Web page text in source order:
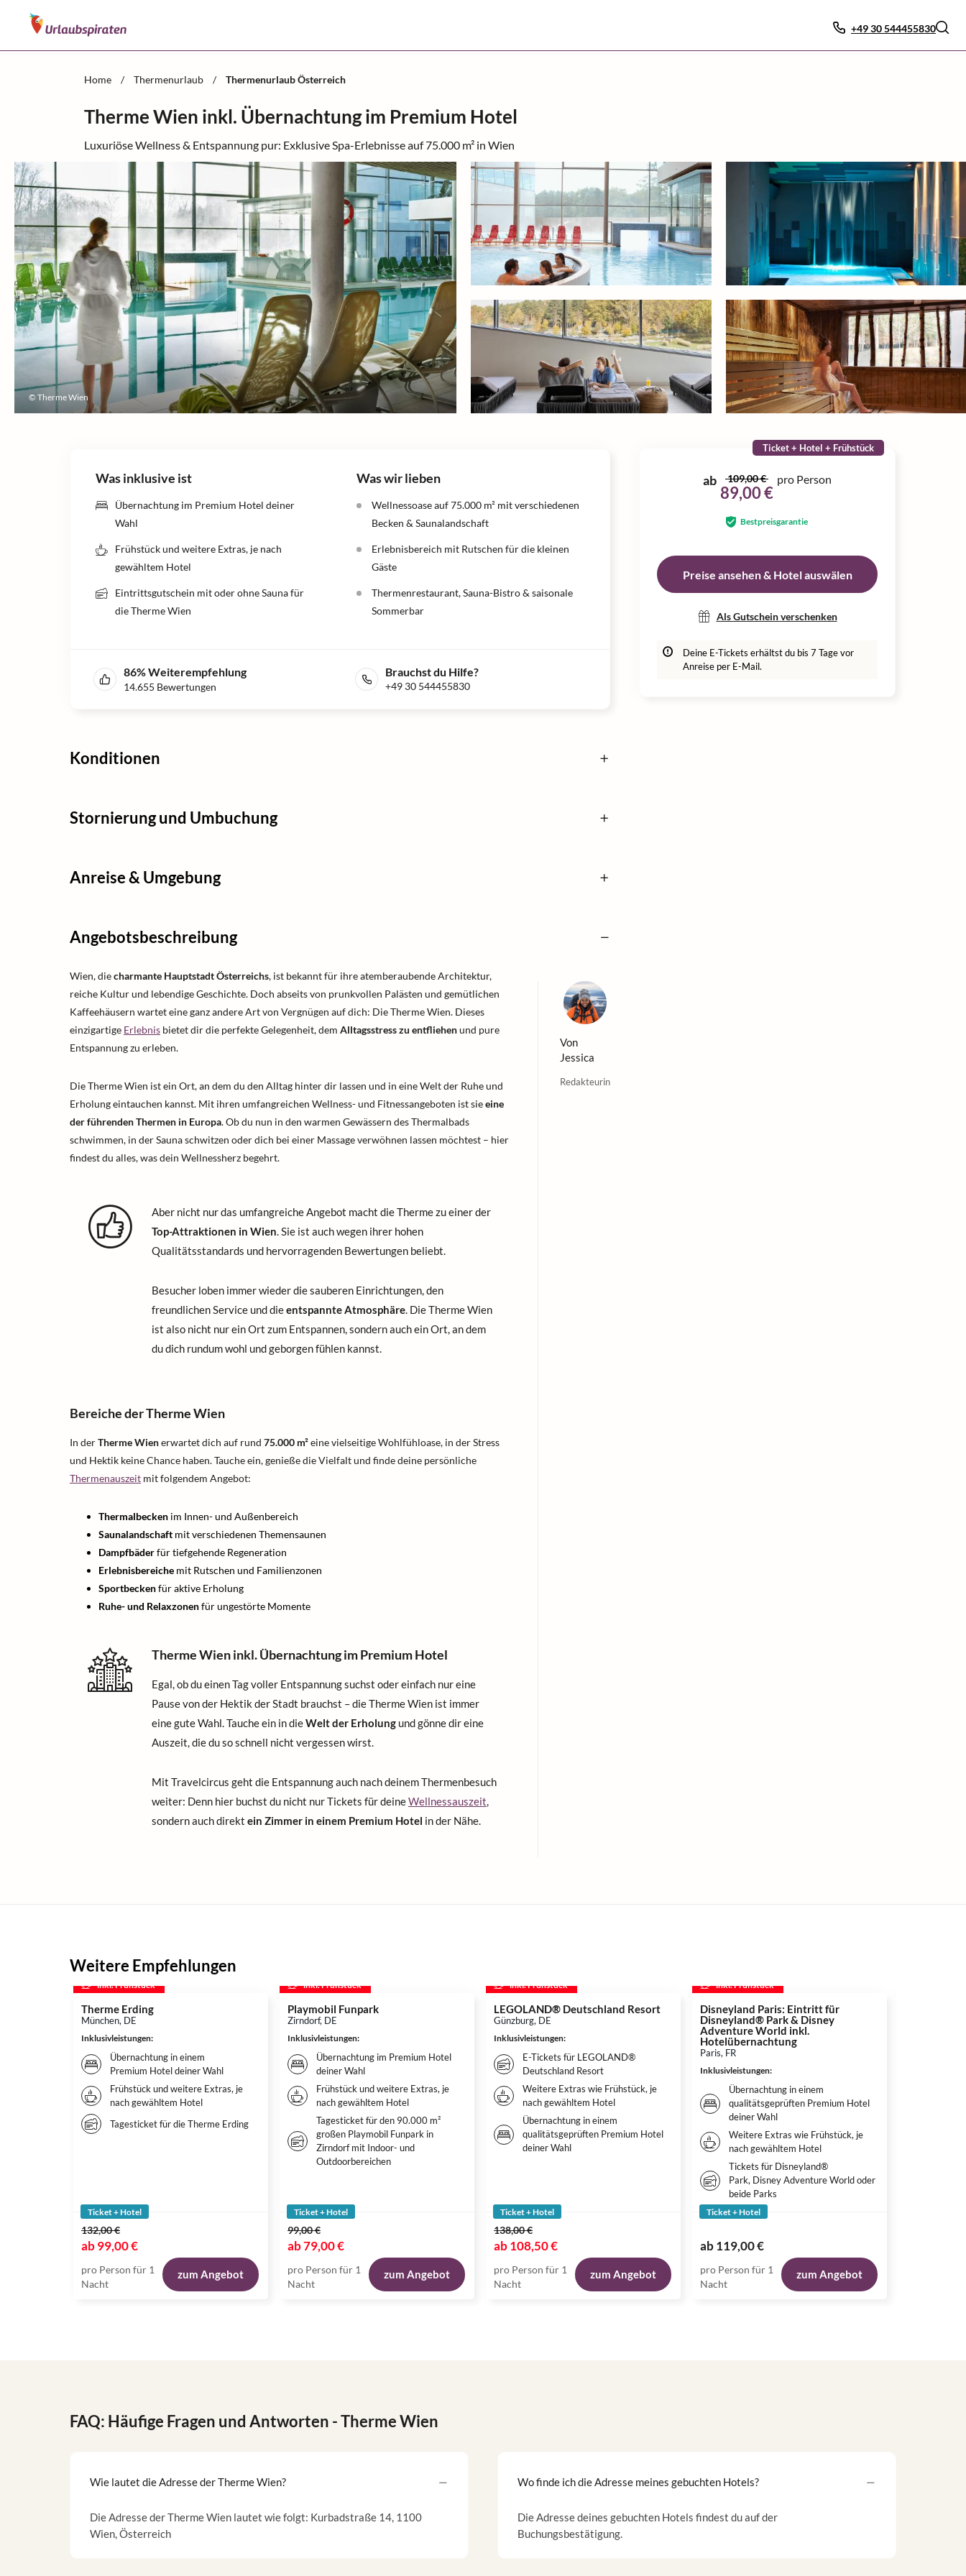
+49 30 544455830
Home / Thermenurlaub / Thermenurlaub Österreich
Therme Wien inkl. Übernachtung im Premium Hotel
Luxuriöse Wellness & Entspannung pur: Exklusive Spa-Erlebnisse auf 75.000 m² in Wien
© Therme Wien
Ticket + Hotel + Frühstück
ab 109,00 €
89,00 €
pro Person
Bestpreisgarantie
Preise ansehen & Hotel auswälen
Als Gutschein verschenken
Deine E-Tickets erhältst du bis 7 Tage vor
Anreise per E-Mail.
Was inklusive ist
Übernachtung im Premium Hotel deiner
Wahl
Frühstück und weitere Extras, je nach
gewähltem Hotel
Eintrittsgutschein mit oder ohne Sauna für
die Therme Wien
Was wir lieben
Wellnessoase auf 75.000 m² mit verschiedenen
Becken & Saunalandschaft
Erlebnisbereich mit Rutschen für die kleinen
Gäste
Thermenrestaurant, Sauna-Bistro & saisonale
Sommerbar
86%Weiterempfehlung
14.655 Bewertungen
Brauchst du Hilfe?
+49 30 544455830
Konditionen
Stornierung und Umbuchung
Anreise & Umgebung
Angebotsbeschreibung
Wien, diecharmante Hauptstadt Österreichs, ist bekannt für ihre atemberaubende Architektur,
reiche Kultur und lebendige Geschichte. Doch abseits von prunkvollen Palästen und gemütlichen
Kaffeehäusern wartet eine ganz andere Art von Vergnügen auf dich: Die Therme Wien. Dieses
einzigartige Erlebnis bietet dir die perfekte Gelegenheit, dem Alltagsstress zu entfliehenund pure
Entspannung zu erleben.
Die Therme Wien ist ein Ort, an dem du den Alltag hinter dir lassen und in eine Welt der Ruhe und
Erholung eintauchen kannst. Mit ihren umfangreichen Wellness- und Fitnessangeboten ist sieeine
der führenden Thermen in Europa. Ob du nun in den warmen Gewässern des Thermalbads
schwimmen, in der Sauna schwitzen oder dich bei einer Massage verwöhnen lassen möchtest – hier
findest du alles, was dein Wellnessherz begehrt.
Aber nicht nur das umfangreiche Angebot macht die Therme zu einer der
Top-Attraktionen in Wien. Sie ist auch wegen ihrer hohen
Qualitätsstandards und hervorragenden Bewertungen beliebt.
Besucher loben immer wieder die sauberen Einrichtungen, den
freundlichen Service und dieentspannte Atmosphäre. Die Therme Wien
ist also nicht nur ein Ort zum Entspannen, sondern auch ein Ort, an dem
du dich rundum wohl und geborgen fühlen kannst.
Bereiche der Therme Wien
In derTherme Wienerwartet dich auf rund 75.000 m²eine vielseitige Wohlfühloase, in der Stress
und Hektik keine Chance haben. Tauche ein, genieße die Vielfalt und finde deine persönliche
Thermenauszeit mit folgendem Angebot:
Thermalbecken im Innen- und Außenbereich
Saunalandschaft mit verschiedenen Themensaunen
Dampfbäderfür tiefgehende Regeneration
Erlebnisbereiche mit Rutschen und Familienzonen
Sportbeckenfür aktive Erholung
Ruhe- und Relaxzonenfür ungestörte Momente
Therme Wien inkl. Übernachtung im Premium Hotel
Egal, ob du einen Tag voller Entspannung suchst oder einfach nur eine
Pause von der Hektik der Stadt brauchst – die Therme Wien ist immer
eine gute Wahl. Tauche ein in dieWelt der Erholung und gönne dir eine
Auszeit, die du so schnell nicht vergessen wirst.
Mit Travelcircus geht die Entspannung auch nach deinem Thermenbesuch
weiter: Denn hier buchst du nicht nur Tickets für deineWellnessauszeit,
sondern auch direkt ein Zimmer in einem Premium Hotel in der Nähe.
Von
Jessica
Redakteurin
Weitere Empfehlungen
inkl. Frühstück
Therme Erding
München, DE
Inklusivleistungen:
Übernachtung in einem
Premium Hotel deiner Wahl
Frühstück und weitere Extras, je
nach gewähltem Hotel
Tagesticket für die Therme Erding
Ticket + Hotel
132,00 €
ab99,00 €
pro Person für 1
Nacht
zum Angebot
inkl. Frühstück
Playmobil Funpark
Zirndorf, DE
Inklusivleistungen:
Übernachtung im Premium Hotel
deiner Wahl
Frühstück und weitere Extras, je
nach gewähltem Hotel
Tagesticket für den 90.000 m²
großen Playmobil Funpark in
Zirndorf mit Indoor- und
Outdoorbereichen
Ticket + Hotel
99,00 €
ab79,00 €
pro Person für 1
Nacht
zum Angebot
inkl. Frühstück
LEGOLAND® Deutschland Resort
Günzburg, DE
Inklusivleistungen:
E-Tickets für LEGOLAND®
Deutschland Resort
Weitere Extras wie Frühstück, je
nach gewähltem Hotel
Übernachtung in einem
qualitätsgeprüften Premium Hotel
deiner Wahl
Ticket + Hotel
138,00 €
ab108,50 €
pro Person für 1
Nacht
zum Angebot
inkl. Frühstück
Disneyland Paris: Eintritt für
Disneyland® Park & Disney
Adventure World inkl.
Hotelübernachtung
Paris, FR
Inklusivleistungen:
Übernachtung in einem
qualitätsgeprüften Premium Hotel
deiner Wahl
Weitere Extras wie Frühstück, je
nach gewähltem Hotel
Tickets für Disneyland®
Park, Disney Adventure World oder
beide Parks
Ticket + Hotel
ab119,00 €
pro Person für 1
Nacht
zum Angebot
FAQ: Häufige Fragen und Antworten - Therme Wien
Wie lautet die Adresse der Therme Wien?
Die Adresse der Therme Wien lautet wie folgt: Kurbadstraße 14, 1100
Wien, Österreich
Wo finde ich die Adresse meines gebuchten Hotels?
Die Adresse deines gebuchten Hotels findest du auf der
Buchungsbestätigung.